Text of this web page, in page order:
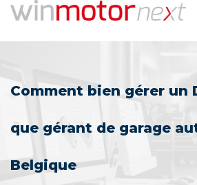
Comment bien gérer un
que gérant de garage
Belgique